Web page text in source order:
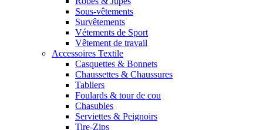
Sous-vêtements
Survêtements
Vétements de Sport
Vêtement de travail
Accessoires Textile
Casquettes & Bonnets
Chaussettes & Chaussures
Tabliers
Foulards & tour de cou
Chasubles
Serviettes & Peignoirs
Tire-Zips